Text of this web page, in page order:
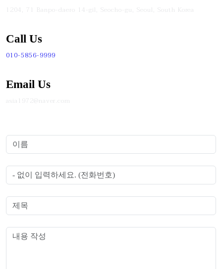
1204, 71 Banpo-daero 14-gil, Seocho-gu, Seoul, South Korea
Call Us
010-5856-9999
Email Us
asia1972@naver.com